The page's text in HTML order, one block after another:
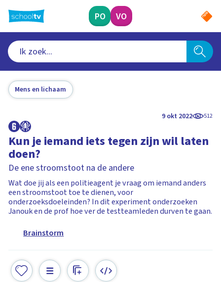
naar
hoofdinhoud
PO VO
Mens en lichaam
9 okt 2022 512
Kun je iemand iets tegen zijn wil laten
doen?
De ene stroomstoot na de andere
Wat doe jij als een politieagent je vraag om iemand anders
een stroomstoot toe te dienen, voor
onderzoeksdoeleinden? In dit experiment onderzoeken
Janouk en de prof hoe ver de testteamleden durven te gaan.
Brainstorm